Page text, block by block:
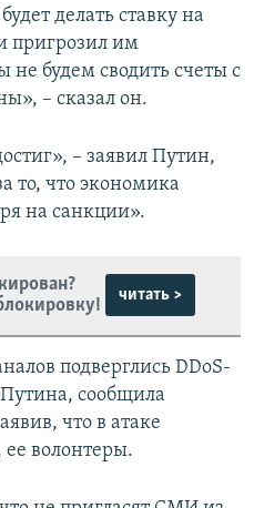
делать ставку на
пригрозил им
не будем сводить счеты с
– сказал он.
– заявил Путин,
то, что экономика
на санкции».
читать >
подверглись DDoS-
сообщила
что в атаке
ее волонтеры.